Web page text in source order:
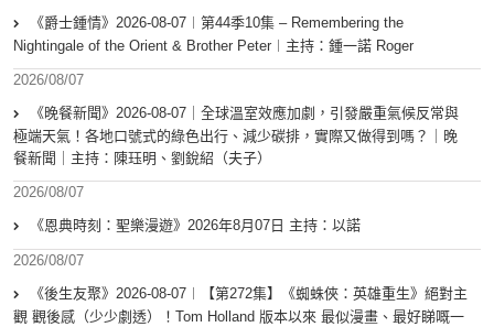
《爵士鍾情》2026-08-07︱第44季10集 – Remembering the
Nightingale of the Orient & Brother Peter︱主持：鍾一諾 Roger
2026/08/07
《晚餐新聞》2026-08-07｜全球溫室效應加劇，引發嚴重氣候反常與
極端天氣！各地口號式的綠色出行、減少碳排，實際又做得到嗎？｜晚
餐新聞｜主持：陳珏明、劉銳紹（夫子）
2026/08/07
《恩典時刻：聖樂漫遊》2026年8月07日 主持：以諾
2026/08/07
《後生友聚》2026-08-07︱【第272集】《蜘蛛俠：英雄重生》絕對主
觀 觀後感（少少劇透）！Tom Holland 版本以來 最似漫畫、最好睇嘅一